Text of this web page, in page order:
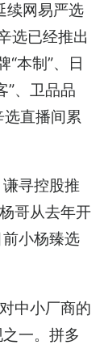
续网易严选
选已经推出
本制”、日
”、卫品品
选直播间累
寻控股推
哥从去年开
小杨臻选
中小厂商的
一。拼多